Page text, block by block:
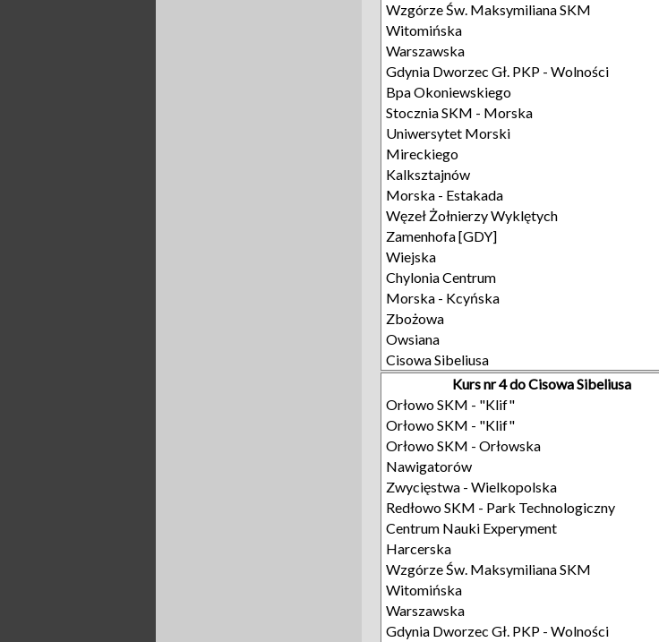
Wzgórze Św. Maksymiliana SKM
Witomińska
Warszawska
Gdynia Dworzec Gł. PKP - Wolności
Bpa Okoniewskiego
Stocznia SKM - Morska
Uniwersytet Morski
Mireckiego
Kalksztajnów
Morska - Estakada
Węzeł Żołnierzy Wyklętych
Zamenhofa [GDY]
Wiejska
Chylonia Centrum
Morska - Kcyńska
Zbożowa
Owsiana
Cisowa Sibeliusa
Kurs nr 4 do Cisowa Sibeliusa
Orłowo SKM - "Klif"
Orłowo SKM - "Klif"
Orłowo SKM - Orłowska
Nawigatorów
Zwycięstwa - Wielkopolska
Redłowo SKM - Park Technologiczny
Centrum Nauki Experyment
Harcerska
Wzgórze Św. Maksymiliana SKM
Witomińska
Warszawska
Gdynia Dworzec Gł. PKP - Wolności